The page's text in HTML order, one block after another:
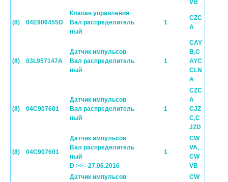
VB
(8) 04E906455D
Клапан управления
Вал распределитель
ный
1
CZC
A
(8) 03L957147A
Датчик импульсов
Вал распределитель
ный
1
CAY
B,C
AYC
CLN
A
(8) 04C907601
Датчик импульсов
Вал распределитель
ный
1
CZC
A
CJZ
C,C
JZD
(8) 04C907601
Датчик импульсов
Вал распределитель
ный
D >> - 27.06.2016
1
CW
VA,
CW
VB
Датчик импульсов
CW